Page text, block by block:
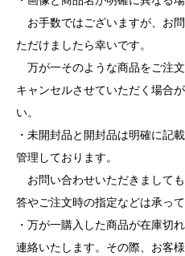
お手数ではございますが、お
ただけましたら幸いです。
万が一そのような商品をご注
キャンセルさせていただく場合
い。
・未開封品と開封品は明確に記
管理しております。
お問い合わせいただきまして
答やご注文時の指定などは承って
・万が一購入した商品が在庫切
連絡いたします。その際、お客